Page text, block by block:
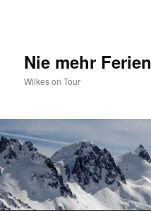
Nie mehr Ferien
Wilkes on Tour